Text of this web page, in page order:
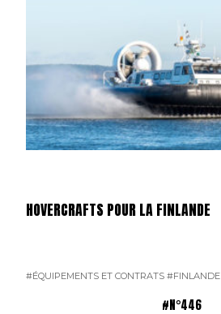
HOVERCRAFTS POUR LA FINLANDE
#ÉQUIPEMENTS ET CONTRATS #FINLANDE
#N°446